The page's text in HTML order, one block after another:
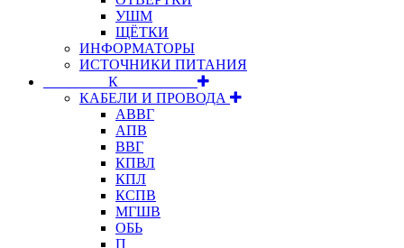
УШМ
ЩЁТКИ
ИНФОРМАТОРЫ
ИСТОЧНИКИ ПИТАНИЯ
⠀⠀⠀⠀⠀⠀К⠀⠀⠀⠀⠀⠀⠀
КАБЕЛИ И ПРОВОДА
АВВГ
АПВ
ВВГ
КПВЛ
КПЛ
КСПВ
МГШВ
ОБЬ
П